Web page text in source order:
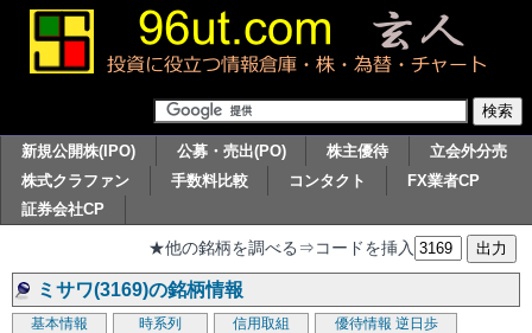
新規公開株(IPO) 公募・売出(PO) 株主優待
立会外分売
株式クラファン
手数料比較 コンタクト
FX業者CP
証券会社CP
★他の銘柄を調べる⇒コードを挿入
ミサワ(3169)の銘柄情報
基本情報 時系列 信用取組 優待情報 逆日歩